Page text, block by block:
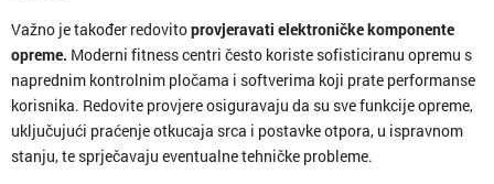
Važno je također redovitoprovjeravati elektroničke komponente
opreme. Moderni fitness centri često koriste sofisticiranu opremu s
naprednim kontrolnim pločama i softverima koji prate performanse
korisnika. Redovite provjere osiguravaju da su sve funkcije opreme,
uključujući praćenje otkucaja srca i postavke otpora, u ispravnom
stanju, te sprječavaju eventualne tehničke probleme.